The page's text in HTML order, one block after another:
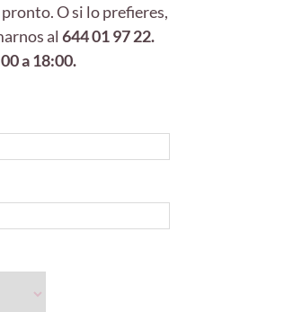
O si lo prefieres,
al 644 01 97 22.
a 18:00.